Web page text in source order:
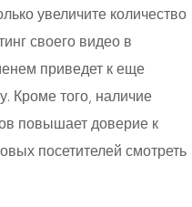
увеличите количество
своего видео в
приведет к еще
Кроме того, наличие
повышает доверие к
посетителей смотреть